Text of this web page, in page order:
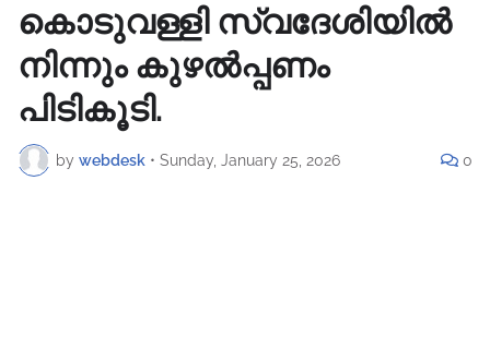
കൊടുവള്ളി സ്വദേശിയിൽ
നിന്നും കുഴൽപ്പണം
പിടികൂടി.
by webdesk • Sunday, January 25, 2026 0